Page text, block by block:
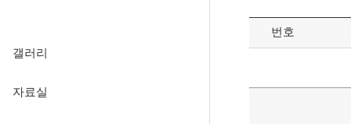
갤러리
자료실
번호